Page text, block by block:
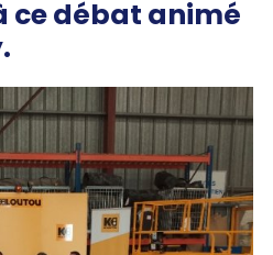
ce débat animé